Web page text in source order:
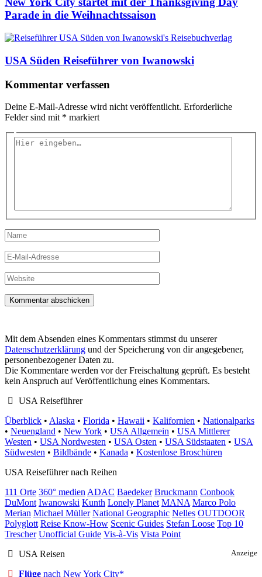
Parade in die Weihnachtssaison
USA Süden Reiseführer von Iwanowski
Kommentar verfassen
Deine E-Mail-Adresse wird nicht veröffentlicht. Erforderliche
Felder sind mit * markiert
Hier
Name
E-
Mail-
Adresse
Website
Mit dem Absenden eines Kommentars stimmst du unserer
Datenschutzerklärung und der Speicherung von dir angegebener,
personenbezogener Daten zu.
Die Kommentare werden vor der Freischaltung geprüft. Es besteht
kein Anspruch auf Veröffentlichung eines Kommentars.
USA Reiseführer
Überblick • Alaska • Florida • Hawaii • Kalifornien • Nationalparks
• Neuengland • New York • USA Allgemein • USA Mittlerer
Westen • USA Nordwesten • USA Osten • USA Südstaaten • USA
Südwesten • Bildbände • Kanada • Kostenlose Broschüren
USA Reiseführer nach Reihen
111 Orte 360° medien ADAC Baedeker Bruckmann Conbook
DuMont Iwanowski Kunth Lonely Planet MANA Marco Polo
Merian Michael Müller National Geographic Nelles OUTDOOR
Polyglott Reise Know-How Scenic Guides Stefan Loose Top 10
Trescher Unofficial Guide Vis-à-Vis Vista Point
Anzeige
USA Reisen
Flüge nach New York City